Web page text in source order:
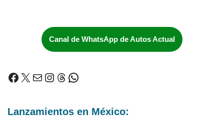
Canal de WhatsApp de Autos Actual
Lanzamientos en México: